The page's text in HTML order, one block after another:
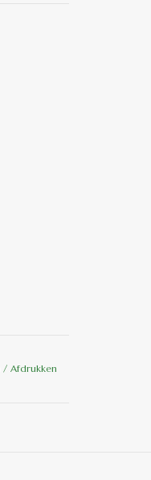
/ Afdrukken